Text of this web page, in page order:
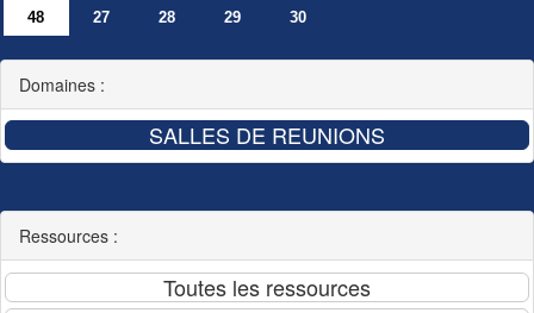
48
27 28 29 30
Domaines :
Ressources :